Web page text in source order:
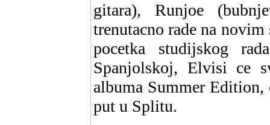
gitara), Runjoe
trenutacno rade na
pocetka studijskog
Spanjolskoj, Elvisi ce
albuma Summer
put u Splitu.